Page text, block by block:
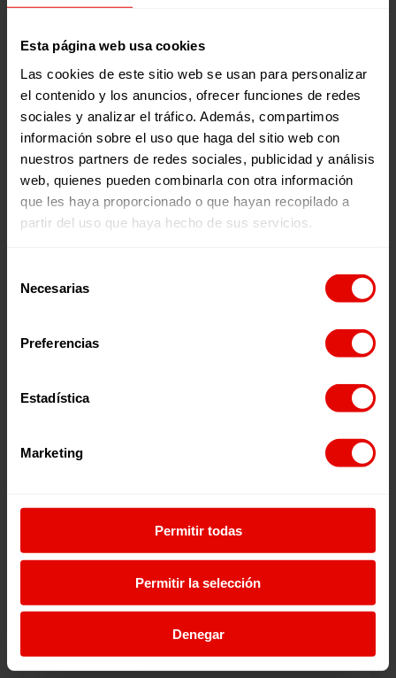
Esta página web usa cookies
Las cookies de este sitio web se usan para personalizar
el contenido y los anuncios, ofrecer funciones de redes
sociales y analizar el tráfico. Además, compartimos
información sobre el uso que haga del sitio web con
nuestros partners de redes sociales, publicidad y análisis
web, quienes pueden combinarla con otra información
que les haya proporcionado o que hayan recopilado a
partir del uso que haya hecho de sus servicios.
Necesarias
Preferencias
Estadística
Marketing
Permitir todas
Permitir la selección
Denegar
pueden realizarse en la webcorreporunacausa.org
también ofrece la posibilidad de sumarse con un“dorsal
‘ con el que, si alguien no puede correr, apoyará
igualmente a la defensa del derecho a la educación en
situaciones de emergencia. Existen diversas modalidades:
carreras de adultos, marcha y distancias infantiles.
Además, la carrera cuenta con una aplicación oficial
disponiblepara iOS y Androidcon la que se podrá
entrenar para la carrera, además de acceder a
información actualizada, a la galería de imágenes y a la
opción de cronometrar el tiempo durante la carrera
Este año la carrera cuenta con el patrocinio de Caixabank,
Deloitte, Liferay y Mapfre.
ABRIR CAMINOS: LA
HISTORIA DE MARY EN
SUDÁN DEL SUR
Noticia
PROTECCIÓN: CREANDO
LAS NIÑAS